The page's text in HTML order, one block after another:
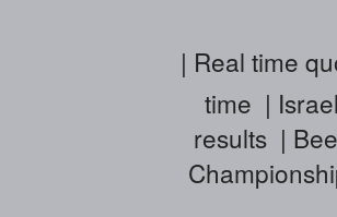
| Real time
time |
results |